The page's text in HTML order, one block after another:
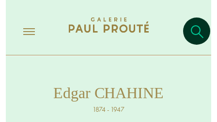
Edgar CHAHINE
1874 - 1947